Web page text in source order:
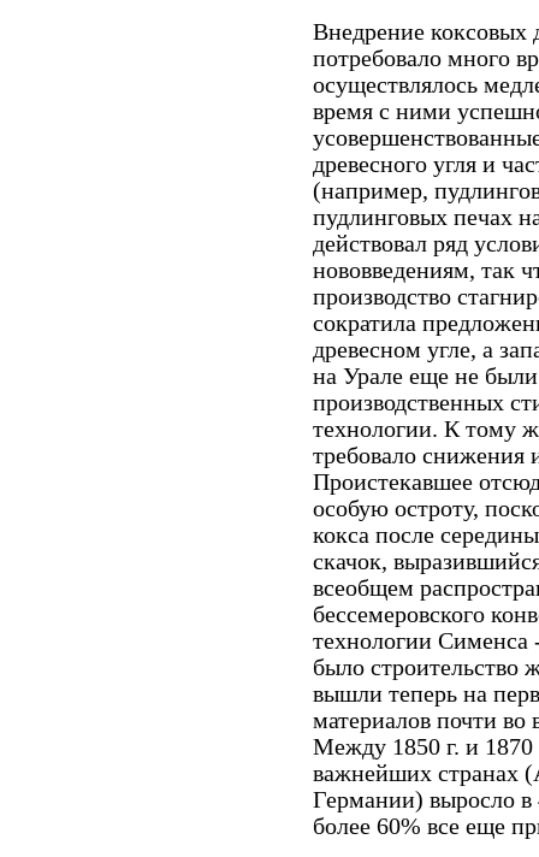
Внедрение коксовых
потребовало много
осуществлялось
время с ними
древесного угля и
(например,
пудлинговых печах
действовал ряд
нововведениям, так
производство
сократила
древесном угле, а
на Урале еще не
производственных
технологии. К тому
требовало снижения
Проистекавшее
особую остроту,
кокса после
скачок,
всеобщем
бессемеровского
технологии
было строительство
вышли теперь на
материалов почти
Между 1850 г. и 1870
важнейших странах
Германии) выросло в
более 60% все еще